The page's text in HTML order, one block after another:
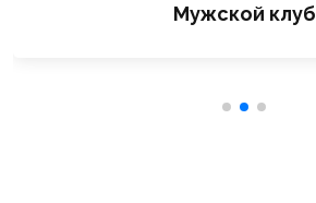
Мужской клуб